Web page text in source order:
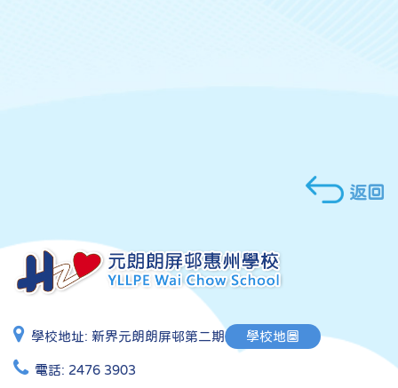
返回
學校地址: 新界元朗朗屏邨第二期 學校地圖
電話: 2476 3903